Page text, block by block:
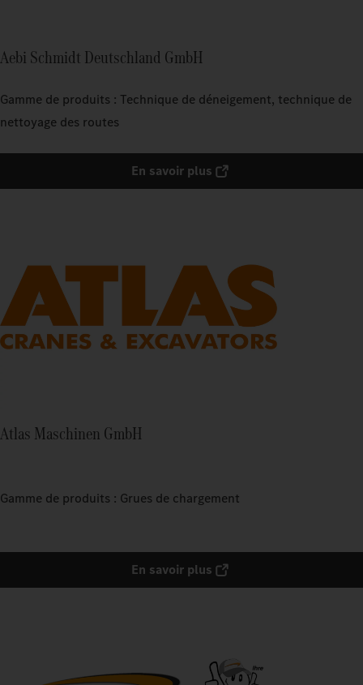
Aebi Schmidt Deutschland GmbH
Gamme de produits : Technique de déneigement, technique de
nettoyage des routes
En savoir plus
Atlas Maschinen GmbH
Gamme de produits : Grues de chargement
En savoir plus